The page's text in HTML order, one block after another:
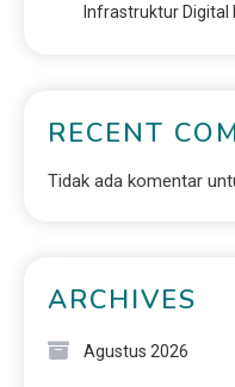
Infrastruktur Digital
RECENT
Tidak ada komentar
ARCHIVES
Agustus 2026